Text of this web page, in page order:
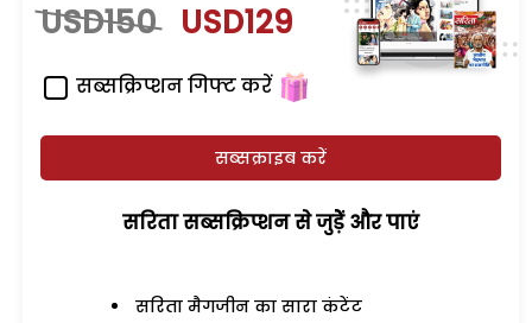
USD150 USD129
सब्सक्रिप्शन गिफ्ट करें
सब्सक्राइब करें
सरिता सब्सक्रिप्शन से जुड़ेें और पाएं
सरिता मैगजीन का सारा कंटेंट